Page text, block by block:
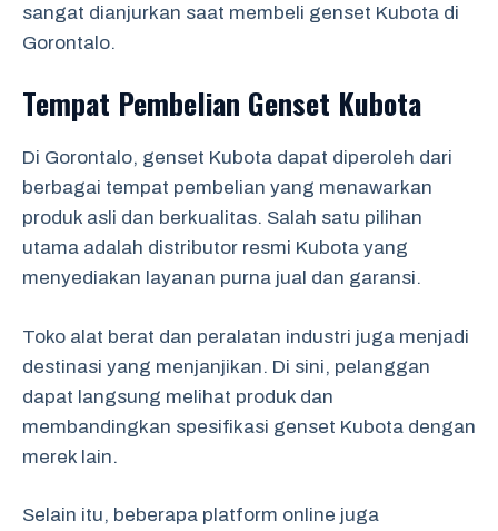
sangat dianjurkan saat membeli genset Kubota di
Gorontalo.
Tempat Pembelian Genset Kubota
Di Gorontalo, genset Kubota dapat diperoleh dari
berbagai tempat pembelian yang menawarkan
produk asli dan berkualitas. Salah satu pilihan
utama adalah distributor resmi Kubota yang
menyediakan layanan purna jual dan garansi.
Toko alat berat dan peralatan industri juga menjadi
destinasi yang menjanjikan. Di sini, pelanggan
dapat langsung melihat produk dan
membandingkan spesifikasi genset Kubota dengan
merek lain.
Selain itu, beberapa platform online juga